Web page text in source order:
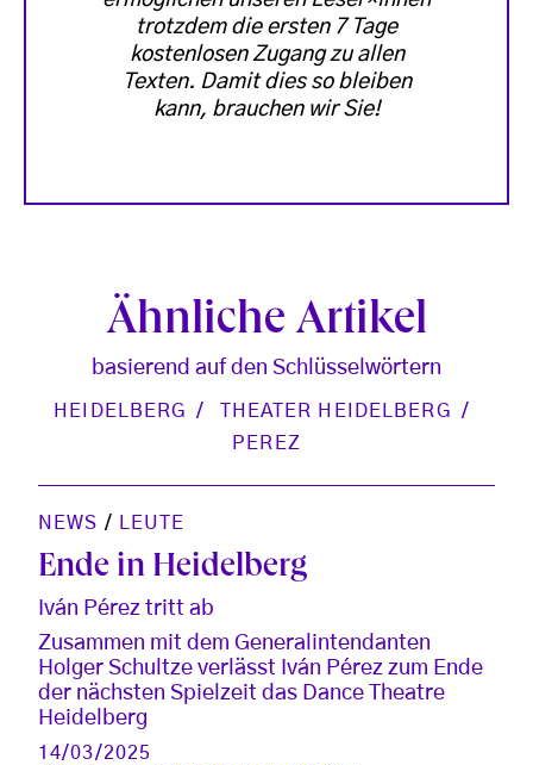
trotzdem die ersten 7 Tage
kostenlosen Zugang zu allen
Texten. Damit dies so bleiben
kann, brauchen wir Sie!
Ähnliche Artikel
basierend auf den Schlüsselwörtern
HEIDELBERG
THEATER HEIDELBERG
PEREZ
NEWS / LEUTE
Ende in Heidelberg
Iván Pérez tritt ab
Zusammen mit dem Generalintendanten
Holger Schultze verlässt Iván Pérez zum Ende
der nächsten Spielzeit das Dance Theatre
Heidelberg
14/03/2025